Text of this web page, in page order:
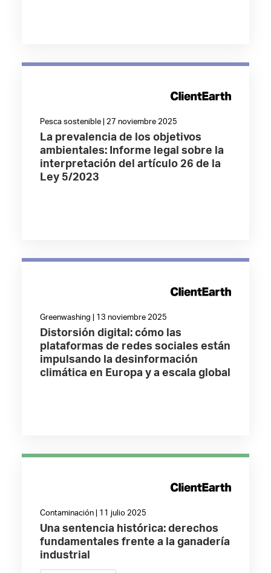
Pesca sostenible | 27 noviembre 2025
La prevalencia de los objetivos
ambientales: Informe legal sobre la
interpretación del artículo 26 de la
Ley 5/2023
Greenwashing | 13 noviembre 2025
Distorsión digital: cómo las
plataformas de redes sociales están
impulsando la desinformación
climática en Europa y a escala global
Contaminación | 11 julio 2025
Una sentencia histórica: derechos
fundamentales frente a la ganadería
industrial